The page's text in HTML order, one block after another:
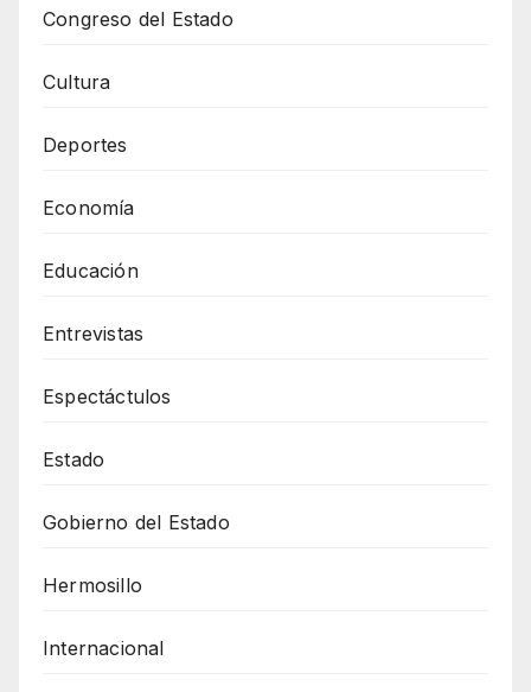
Congreso del Estado
Cultura
Deportes
Economía
Educación
Entrevistas
Espectáctulos
Estado
Gobierno del Estado
Hermosillo
Internacional